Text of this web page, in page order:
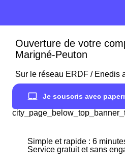
Ouverture de votre
Marigné-Peuton
Sur le réseau ERDF / Enedis
Je souscris avec
Simple et rapide : 6
Service gratuit et sans